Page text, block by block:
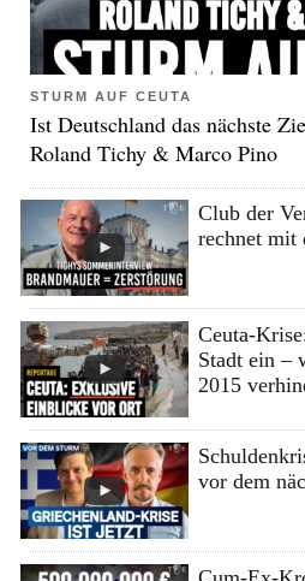
STURM AUF CEUTA
Ist Deutschland das nächste
Roland Tichy & Marco Pino
Club der
rechnet mit
Ceuta-
Stadt ein –
2015
vor dem